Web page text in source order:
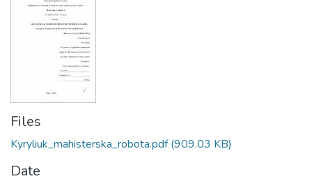
Files
Kyryliuk_mahisterska_robota.pdf(909.03 KB)
Date